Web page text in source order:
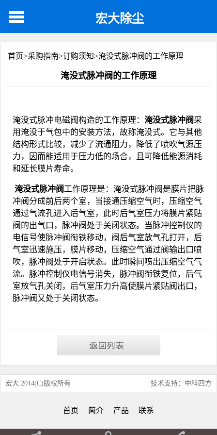
宏大除尘
首页>采购指南>订购须知>淹没式脉冲阀的工作原理
淹没式脉冲阀的工作原理
淹没式脉冲电磁阀构造的工作原理： 淹没式脉冲阀采
用淹没于气包中的安装方法，故称淹没式。它与其他
结构形式比较，减少了流通阻力，降低了喷吹气源压
力，因而能适用于压力低的场合，且可降低能源消耗
和延长膜片寿命。
淹没式脉冲阀工作原理是： 淹没式脉冲阀 是膜片把脉
冲阀分成前后两个室，当接通压缩空气时，压缩空气
通过气流孔进入后气室，此时后气室压力将膜片紧贴
阀的出气口，脉冲阀处于关闭状态。当脉冲控制仪的
电信号使脉冲阀衔铁移动，阀后气室放气孔打开，后
气室迅速施压， 膜片移动，压缩空气通过阀输出口喷
吹，脉冲阀处于开启状态。此时瞬间喷出压缩空气气
流。脉冲控制仪电信号消失，脉冲阀衔铁复位，后气
室放气孔关闭，后气室压力升高使膜片紧贴阀出口，
脉冲阀又处于关闭状态。
宏大 2014(C)版权所有 技术支持：中科四方
首页 简介 产品 联系